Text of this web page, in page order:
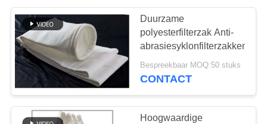
Duurzame
polyesterfilterzak Anti-
abrasiesyklonfilterzakken
Bespreekbaar MOQ:50 stuks
CONTACT
Hoogwaardige